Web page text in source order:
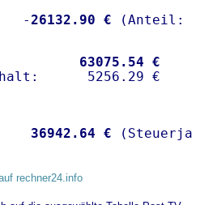
-26132.90 €
63075.54 €
36942.64 €
rechner24.info